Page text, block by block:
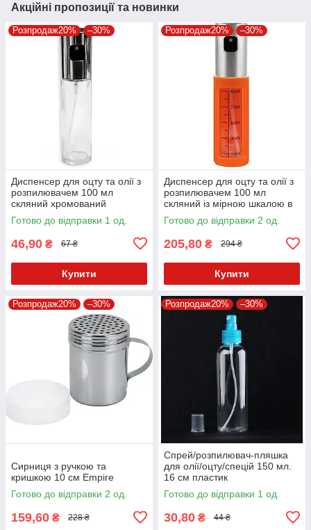
Акційні пропозиції та новинки
Розпродаж20% –30%
Диспенсер для оцту та олії з
розпилювачем 100 мл
скляний хромований
Готово до відправки 1 од.
46,90 ₴ 67 ₴
Купити
Розпродаж20% –30%
Диспенсер для оцту та олії з
розпилювачем 100 мл
скляний із мірною шкалою в
чохлі
Готово до відправки 2 од.
205,80 ₴ 294 ₴
Купити
Розпродаж20% –30%
Сирниця з ручкою та
кришкою 10 см Empire
Готово до відправки 2 од.
159,60 ₴ 228 ₴
Розпродаж20% –30%
Спрей/розпилювач-пляшка
для олії/оцту/спецій 150 мл.
16 см пластик
Готово до відправки 1 од.
30,80 ₴ 44 ₴